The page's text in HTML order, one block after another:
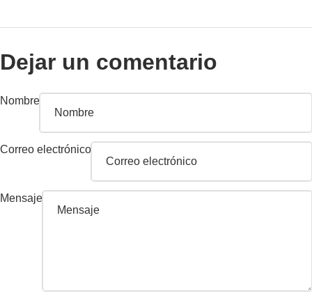
Dejar un comentario
Nombre
Correo electrónico
Mensaje